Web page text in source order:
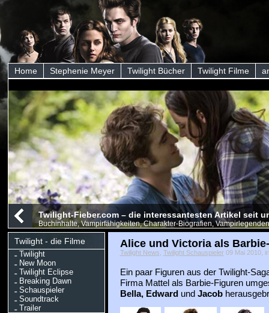
Home Stephenie Meyer Twilight Bücher Twilight Filme
Twilight-Fieber.com – die interessantesten Artikel seit
Buchinhalte, Vampirfähigkeiten, Charakter-Biografien,
Twilight - die Filme
Twilight
New Moon
Twilight Eclipse
Breaking Dawn
Schauspieler
Soundtrack
Trailer
Alice und Victoria als
Twilight News Twilight Schauspieler09 Mai 2010,
Ein paar Figuren aus der Twilight-
Firma Mattel als Barbie-Figuren
Bella, Edward und Jacob